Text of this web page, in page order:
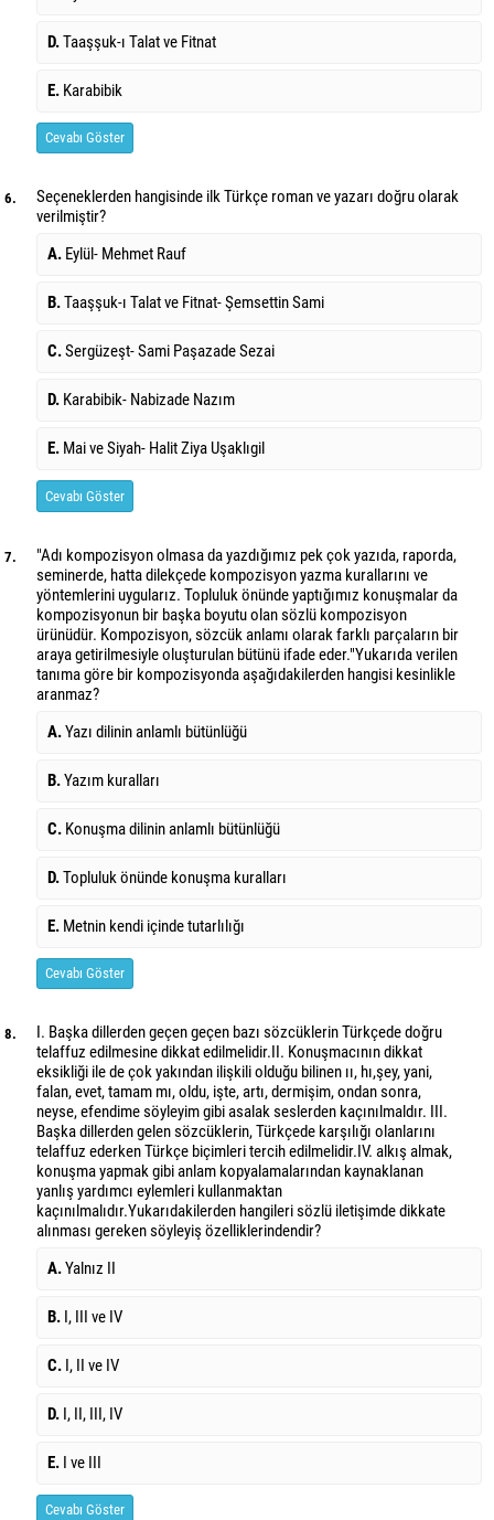
D.Taaşşuk-ı Talat ve Fitnat
E. Karabibik
Cevabı Göster
6.
Seçeneklerden hangisinde ilk Türkçe roman ve yazarı doğru olarak
verilmiştir?
A. Eylül- Mehmet Rauf
B.Taaşşuk-ı Talat ve Fitnat- Şemsettin Sami
C.Sergüzeşt- Sami Paşazade Sezai
D. Karabibik- Nabizade Nazım
E. Mai ve Siyah- Halit Ziya Uşaklıgil
Cevabı Göster
7.
"Adı kompozisyon olmasa da yazdığımız pek çok yazıda, raporda,
seminerde, hatta dilekçede kompozisyon yazma kurallarını ve
yöntemlerini uygularız. Topluluk önünde yaptığımız konuşmalar da
kompozisyonun bir başka boyutu olan sözlü kompozisyon
ürünüdür. Kompozisyon, sözcük anlamı olarak farklı parçaların bir
araya getirilmesiyle oluşturulan bütünü ifade eder."Yukarıda verilen
tanıma göre bir kompozisyonda aşağıdakilerden hangisi kesinlikle
aranmaz?
A.Yazı dilinin anlamlı bütünlüğü
B.Yazım kuralları
C. Konuşma dilinin anlamlı bütünlüğü
D.Topluluk önünde konuşma kuralları
E. Metnin kendi içinde tutarlılığı
Cevabı Göster
8.
I. Başka dillerden geçen geçen bazı sözcüklerin Türkçede doğru
telaffuz edilmesine dikkat edilmelidir.II. Konuşmacının dikkat
eksikliği ile de çok yakından ilişkili olduğu bilinen ıı, hı,şey, yani,
falan, evet, tamam mı, oldu, işte, artı, dermişim, ondan sonra,
neyse, efendime söyleyim gibi asalak seslerden kaçınılmaldır. III.
Başka dillerden gelen sözcüklerin, Türkçede karşılığı olanlarını
telaffuz ederken Türkçe biçimleri tercih edilmelidir.IV. alkış almak,
konuşma yapmak gibi anlam kopyalamalarından kaynaklanan
yanlış yardımcı eylemleri kullanmaktan
kaçınılmalıdır.Yukarıdakilerden hangileri sözlü iletişimde dikkate
alınması gereken söyleyiş özelliklerindendir?
A.Yalnız II
B. I, III ve IV
C. I, II ve IV
D. I, II, III, IV
E. I ve III
Cevabı Göster